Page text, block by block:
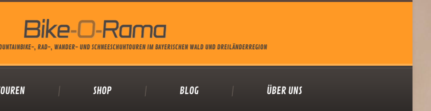
, RAD-, WANDER- UND SCHNEESCHUHTOUREN IM BAYERISCHEN WALD UND DREILÄNDERREGION
SHOP BLOG ÜBER UNS